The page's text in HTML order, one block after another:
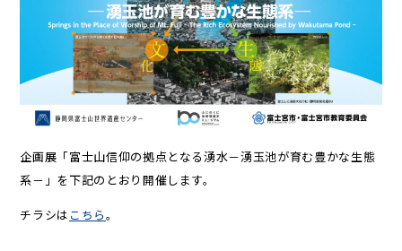
企画展「富士山信仰の拠点となる湧水－湧玉池が育む豊かな生態
系－」を下記のとおり開催します。
チラシは こちら。